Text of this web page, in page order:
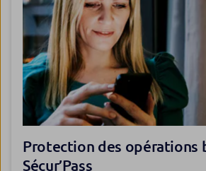
Protection des opérations
Sécur’Pass